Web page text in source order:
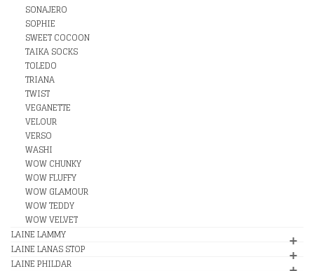
SONAJERO
SOPHIE
SWEET COCOON
TAIKA SOCKS
TOLEDO
TRIANA
TWIST
VEGANETTE
VELOUR
VERSO
WASHI
WOW CHUNKY
WOW FLUFFY
WOW GLAMOUR
WOW TEDDY
WOW VELVET
LAINE LAMMY
LAINE LANAS STOP
LAINE PHILDAR